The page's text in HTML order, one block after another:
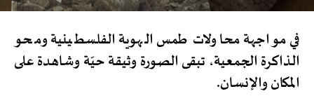
في مواجهة محاولات طمس الهوية الفلسطينية ومحو
الذاكرة الجمعية، تبقى الصورة وثيقة حيّة وشاهدة على
المكان والإنسان.